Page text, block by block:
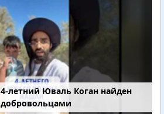
4-летний Юваль Коган найден
добровольцами